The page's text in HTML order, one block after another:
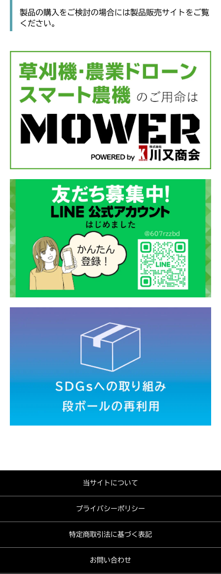
製品の購入をご検討の場合には製品販売サイトをご覧
ください。
当サイトについて
プライバシーポリシー
特定商取引法に基づく表記
お問い合わせ